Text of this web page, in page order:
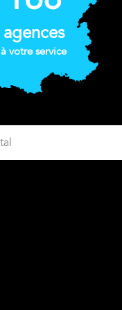
agences
à votre service